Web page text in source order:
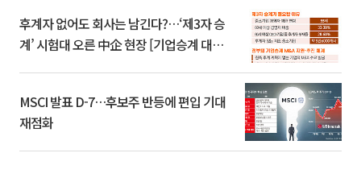
후계자 없어도 회사는 남긴다?…‘제3자 승
계’ 시험대 오른 中企 현장 [기업승계 대전
MSCI 발표 D-7…후보주 반등에 편입 기대
재점화